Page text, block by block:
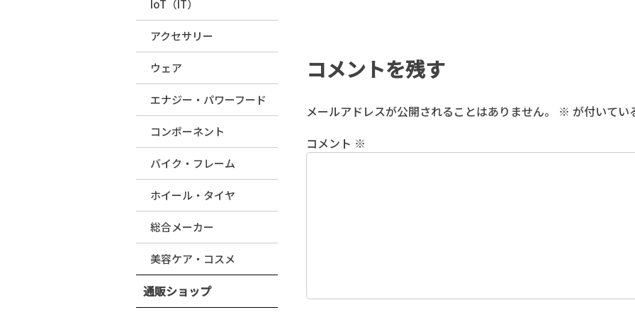
コメントを残す
メールアドレスが公開されることはありません。 ※ が付いてい
コメント ※
IoT（IT）
アクセサリー
ウェア
エナジー・パワーフード
コンポーネント
バイク・フレーム
ホイール・タイヤ
総合メーカー
美容ケア・コスメ
通販ショップ